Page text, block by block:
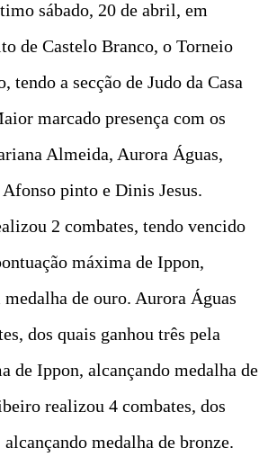
sábado, 20 de abril, em
de Castelo Branco, o Torneio
tendo a secção de Judo da Casa
marcado presença com os
Almeida, Aurora Águas,
pinto e Dinis Jesus.
2 combates, tendo vencido
máxima de Ippon,
de ouro. Aurora Águas
dos quais ganhou três pela
de Ippon, alcançando medalha de
realizou 4 combates, dos
medalha de bronze.